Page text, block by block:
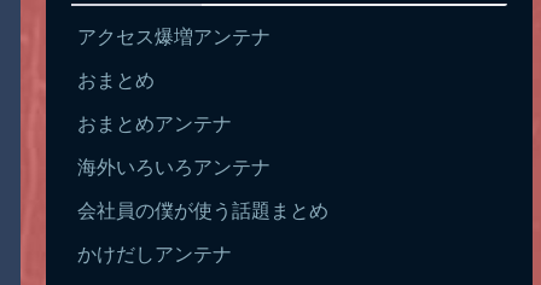
アクセス爆増アンテナ
おまとめ
おまとめアンテナ
海外いろいろアンテナ
会社員の僕が使う話題まとめ
かけだしアンテナ